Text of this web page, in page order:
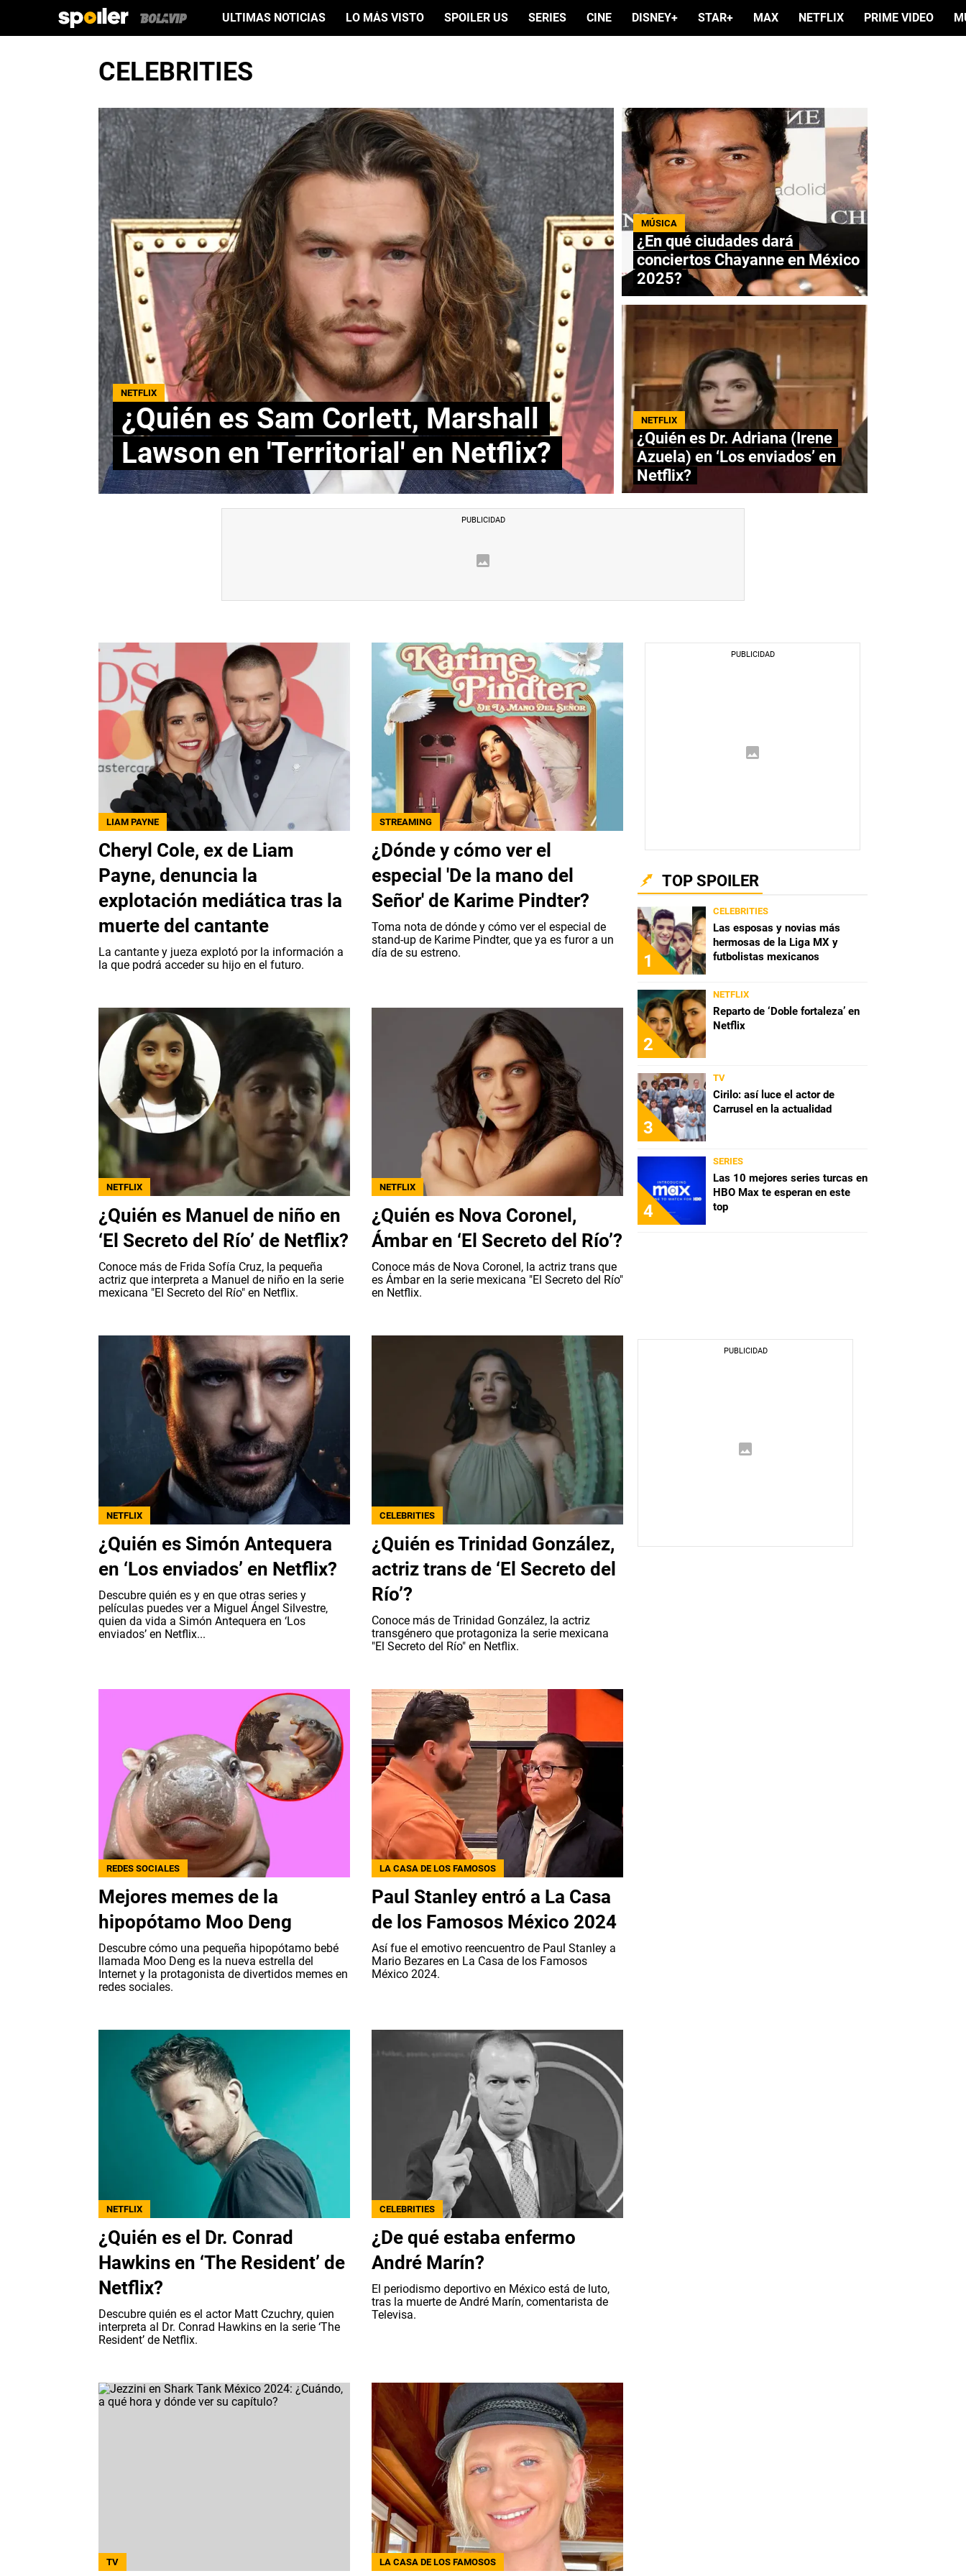
ULTIMAS NOTICIAS LO MÁS VISTO SPOILER US SERIES CINE DISNEY+ STAR+ MAX NETFLIX PRIME VIDEO
CELEBRITIES
NETFLIX
¿Quién es Sam Corlett, Marshall
Lawson en 'Territorial' en Netflix?
MÚSICA
¿En qué ciudades dará
conciertos Chayanne en México
2025?
NETFLIX
¿Quién es Dr. Adriana (Irene
Azuela) en ‘Los enviados’ en
Netflix?
LIAM PAYNE
Cheryl Cole, ex de Liam
Payne, denuncia la
explotación mediática tras la
muerte del cantante
La cantante y jueza explotó por la información a
la que podrá acceder su hijo en el futuro.
STREAMING
¿Dónde y cómo ver el
especial 'De la mano del
Señor' de Karime Pindter?
Toma nota de dónde y cómo ver el especial de
stand-up de Karime Pindter, que ya es furor a un
día de su estreno.
NETFLIX
¿Quién es Manuel de niño en
‘El Secreto del Río’ de Netflix?
Conoce más de Frida Sofía Cruz, la pequeña
actriz que interpreta a Manuel de niño en la serie
mexicana "El Secreto del Río" en Netflix.
NETFLIX
¿Quién es Nova Coronel,
Ámbar en ‘El Secreto del Río’?
Conoce más de Nova Coronel, la actriz trans que
es Ámbar en la serie mexicana "El Secreto del Río"
en Netflix.
NETFLIX
¿Quién es Simón Antequera
en ‘Los enviados’ en Netflix?
Descubre quién es y en que otras series y
películas puedes ver a Miguel Ángel Silvestre,
quien da vida a Simón Antequera en ‘Los
enviados’ en Netflix...
CELEBRITIES
¿Quién es Trinidad González,
actriz trans de ‘El Secreto del
Río’?
Conoce más de Trinidad González, la actriz
transgénero que protagoniza la serie mexicana
"El Secreto del Río" en Netflix.
REDES SOCIALES
Mejores memes de la
hipopótamo Moo Deng
Descubre cómo una pequeña hipopótamo bebé
llamada Moo Deng es la nueva estrella del
Internet y la protagonista de divertidos memes en
redes sociales.
LA CASA DE LOS FAMOSOS
Paul Stanley entró a La Casa
de los Famosos México 2024
Así fue el emotivo reencuentro de Paul Stanley a
Mario Bezares en La Casa de los Famosos
México 2024.
NETFLIX
¿Quién es el Dr. Conrad
Hawkins en ‘The Resident’ de
Netflix?
Descubre quién es el actor Matt Czuchry, quien
interpreta al Dr. Conrad Hawkins en la serie ‘The
Resident’ de Netflix.
CELEBRITIES
¿De qué estaba enfermo
André Marín?
El periodismo deportivo en México está de luto,
tras la muerte de André Marín, comentarista de
Televisa.
TV LA CASA DE LOS FAMOSOS
TOP SPOILER
1
CELEBRITIES
Las esposas y novias más
hermosas de la Liga MX y
futbolistas mexicanos
2
NETFLIX
Reparto de ‘Doble fortaleza’ en
Netflix
3
TV
Cirilo: así luce el actor de
Carrusel en la actualidad
4
SERIES
Las 10 mejores series turcas en
HBO Max te esperan en este
top